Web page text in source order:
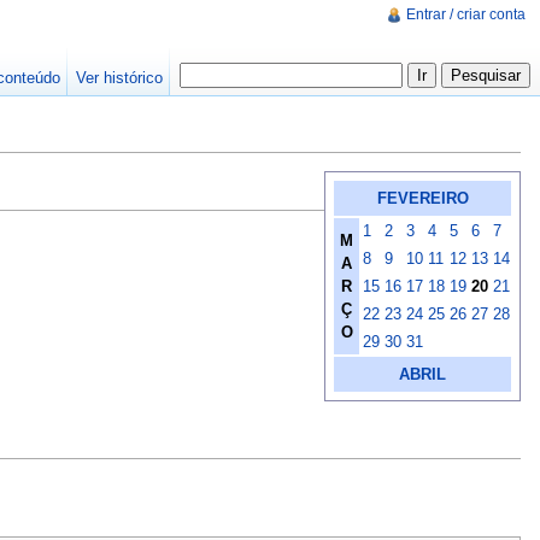
FEVEREIRO
M
A
R
Ç
O
1 2 3 4 5 6
7
8
9 10 11 12 13 14
15 16 17 18 19 20 21
22 23 24 25 26 27 28
29 30 31
ABRIL
Entrar / criar conta
Ver histórico